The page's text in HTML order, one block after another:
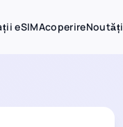
eSIMAcoperireNoutăți